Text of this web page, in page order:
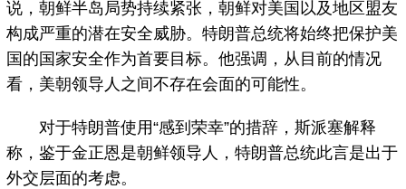
说，朝鲜半岛局势持续紧张，朝鲜对美国以及地区盟友
构成严重的潜在安全威胁。特朗普总统将始终把保护美
国的国家安全作为首要目标。他强调，从目前的情况
看，美朝领导人之间不存在会面的可能性。
对于特朗普使用“感到荣幸”的措辞，斯派塞解释
称，鉴于金正恩是朝鲜领导人，特朗普总统此言是出于
外交层面的考虑。